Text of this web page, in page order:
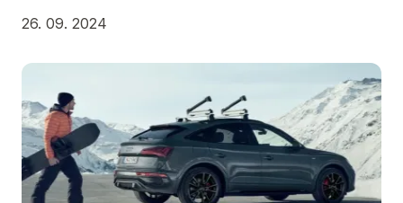
26. 09. 2024